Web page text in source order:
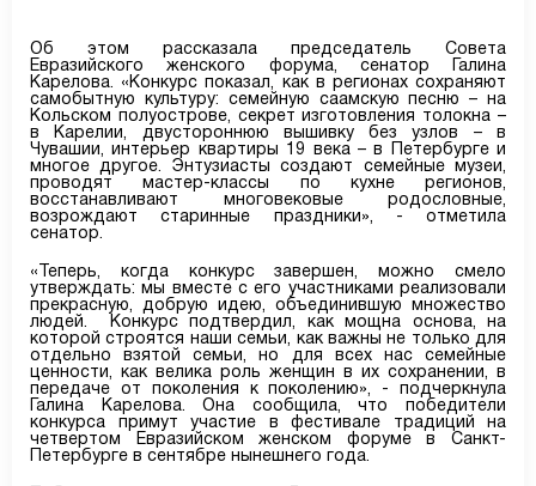
Об этом рассказала председатель Совета
Евразийского женского форума, сенатор Галина
Карелова. «Конкурс показал, как в регионах сохраняют
самобытную культуру: семейную саамскую песню – на
Кольском полуострове, секрет изготовления толокна –
в Карелии, двустороннюю вышивку без узлов – в
Чувашии, интерьер квартиры 19 века – в Петербурге и
многое другое. Энтузиасты создают семейные музеи,
проводят мастер-классы по кухне регионов,
восстанавливают многовековые родословные,
возрождают старинные праздники», - отметила
сенатор.
«Теперь, когда конкурс завершен, можно смело
утверждать: мы вместе с его участниками реализовали
прекрасную, добрую идею, объединившую множество
людей. Конкурс подтвердил, как мощна основа, на
которой строятся наши семьи, как важны не только для
отдельно взятой семьи, но для всех нас семейные
ценности, как велика роль женщин в их сохранении, в
передаче от поколения к поколению», - подчеркнула
Галина Карелова. Она сообщила, что победители
конкурса примут участие в фестивале традиций на
четвертом Евразийском женском форуме в Санкт-
Петербурге в сентябре нынешнего года.